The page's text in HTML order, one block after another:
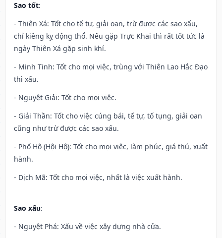
Sao tốt:
- Thiên Xá: Tốt cho tế tự, giải oan, trừ được các sao xấu,
chỉ kiêng kỵ động thổ. Nếu gặp Trực Khai thì rất tốt tức là
ngày Thiên Xá gặp sinh khí.
- Minh Tinh: Tốt cho mọi việc, trùng với Thiên Lao Hắc Đạo
thì xấu.
- Nguyệt Giải: Tốt cho mọi việc.
- Giải Thần: Tốt cho việc cúng bái, tế tự, tố tụng, giải oan
cũng như trừ được các sao xấu.
- Phổ Hộ (Hội Hộ): Tốt cho mọi việc, làm phúc, giá thú, xuất
hành.
- Dịch Mã: Tốt cho mọi việc, nhất là việc xuất hành.
Sao xấu:
- Nguyệt Phá: Xấu về việc xây dựng nhà cửa.